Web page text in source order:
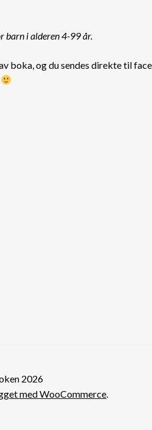
barn i alderen 4-99 år.
boka, og du sendes direkte til
2026
med WooCommerce.